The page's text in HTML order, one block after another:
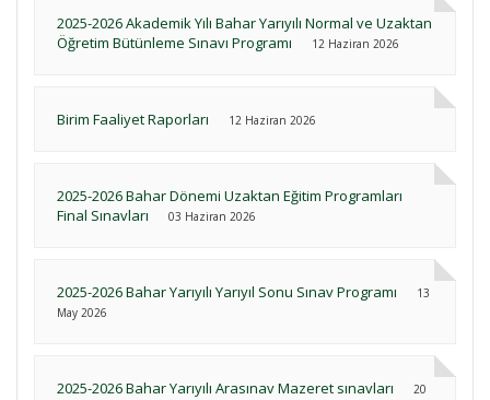
2025-2026 Akademik Yılı Bahar Yarıyılı Normal ve Uzaktan
Öğretim Bütünleme Sınavı Programı
12 Haziran 2026
Birim Faaliyet Raporları 12 Haziran 2026
2025-2026 Bahar Dönemi Uzaktan Eğitim Programları
Final Sınavları
03 Haziran 2026
2025-2026 Bahar Yarıyılı Yarıyıl Sonu Sınav Programı
13
May 2026
2025-2026 Bahar Yarıyılı Arasınav Mazeret sınavları
20